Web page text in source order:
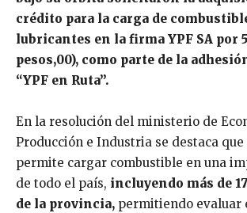
crédito para la carga de
lubricantes en la firma YPF SA por
pesos,00), como parte de la
“YPF en Ruta”.
En la resolución del ministerio de
Producción e Industria se destaca
permite cargar combustible en una
de todo el país, incluyendo más de
de la provincia, permitiendo evaluar